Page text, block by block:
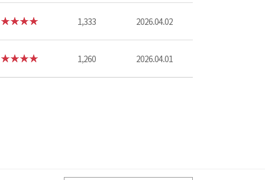
1,333 2026.04.02
1,260 2026.04.01